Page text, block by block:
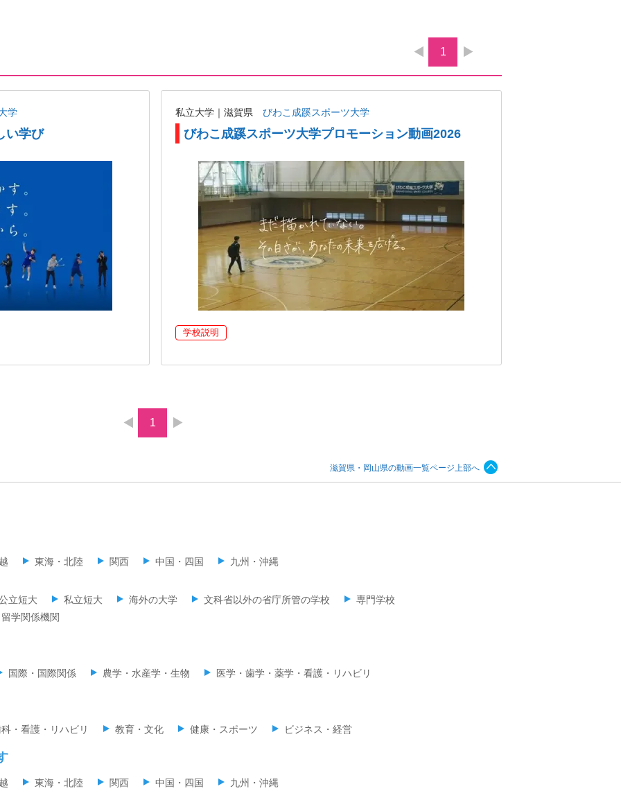
1
学
い学び
私立大学｜滋賀県 びわこ成蹊スポーツ大学
びわこ成蹊スポーツ大学プロモーション動画2026
学校説明
1
滋賀県・岡山県の動画一覧ページ上部へ
東海・北陸 関西 中国・四国 九州・沖縄
立短大 私立短大 海外の大学 文科省以外の省庁所管の学校
専門学校
留学関係機関
国際・国際関係 農学・水産学・生物 医学・歯学・薬学・看護・リハビリ
・看護・リハビリ 教育・文化 健康・スポーツ ビジネス・経営
東海・北陸 関西 中国・四国 九州・沖縄